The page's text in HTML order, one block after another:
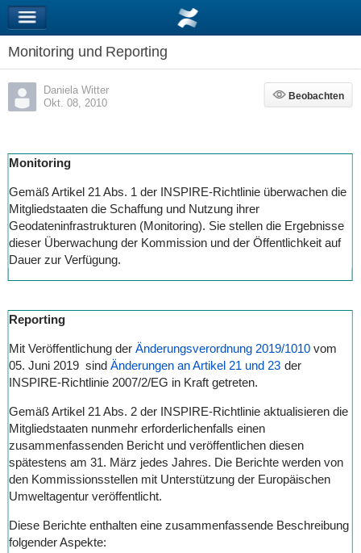
Monitoring und Reporting
Daniela Witter
Okt. 08, 2010
Beobachten
Beobachten
Monitoring
Gemäß Artikel 21 Abs. 1 der INSPIRE-Richtlinie überwachen die
Mitgliedstaaten die Schaffung und Nutzung ihrer
Geodateninfrastrukturen (Monitoring). Sie stellen die Ergebnisse
dieser Überwachung der Kommission und der Öffentlichkeit auf
Dauer zur Verfügung.
Reporting
Mit Veröffentlichung der Änderungsverordnung 2019/1010vom
05. Juni 2019 sind Änderungen an Artikel 21 und 23 der
INSPIRE-Richtlinie 2007/2/EG in Kraft getreten.
Gemäß Artikel 21 Abs. 2 der INSPIRE-Richtlinie aktualisieren die
Mitgliedstaaten nunmehr erforderlichenfalls einen
zusammenfassenden Bericht und veröffentlichen diesen
spätestens am 31. März jedes Jahres. Die Berichte werden von
den Kommissionsstellen mit Unterstützung der Europäischen
Umweltagentur veröffentlicht.
Diese Berichte enthalten eine zusammenfassende Beschreibung
folgender Aspekte: